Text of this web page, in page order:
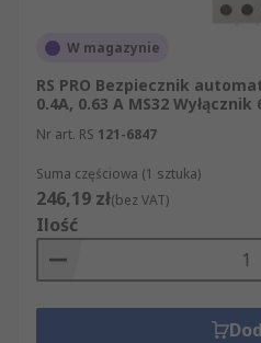
W magazynie
RS PRO Bezpiecznik
0.4A, 0.63 A MS32 Wyłącznik
Nr art. RS 121-6847
Suma częściowa (1 sztuka)
246,19 zł(bez VAT)
Ilość